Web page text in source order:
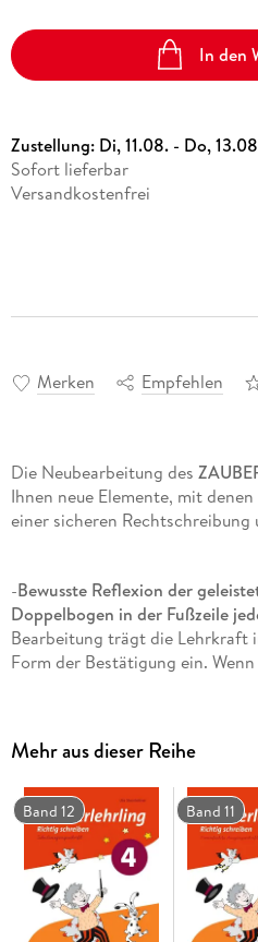
In den
Zustellung: Di, 11.08. - Do,
Sofort lieferbar
Versandkostenfrei
Merken Empfehlen
Die Neubearbeitung des
Ihnen neue Elemente, mit
einer sicheren
-Bewusste Reflexion der
Doppelbogen in der Fußzeile
Bearbeitung trägt die Lehrkraft
Form der Bestätigung ein.
der Fehler kann die Lehrkraft
leistungsstärkeren
Fehler am Rand, bei
hinter dem Wort markieren.
mit seiner Lieblingsfarbe
Doppelbogens wird in der
Mehr aus dieser Reihe
Band 12 Band 11